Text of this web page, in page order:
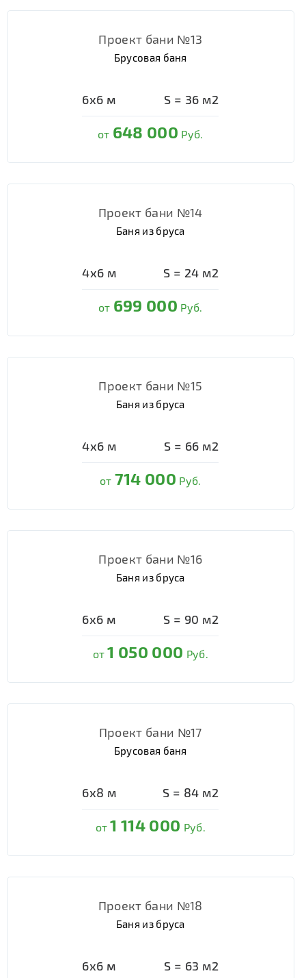
Проект бани №13
Брусовая баня
6х6 м S = 36 м2
от 648 000 Руб.
Проект бани №14
Баня из бруса
4х6 м S = 24 м2
от 699 000 Руб.
Проект бани №15
Баня из бруса
4х6 м S = 66 м2
от 714 000 Руб.
Проект бани №16
Баня из бруса
6х6 м S = 90 м2
от1 050 000 Руб.
Проект бани №17
Брусовая баня
6х8 м S = 84 м2
от1 114 000 Руб.
Проект бани №18
Баня из бруса
6х6 м S = 63 м2